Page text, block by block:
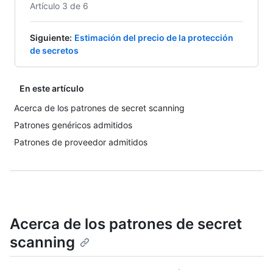
Artículo 3 de 6
Siguiente: Estimación del precio de la protección
de secretos
En este artículo
Acerca de los patrones de secret scanning
Patrones genéricos admitidos
Patrones de proveedor admitidos
Acerca de los patrones de secret
scanning